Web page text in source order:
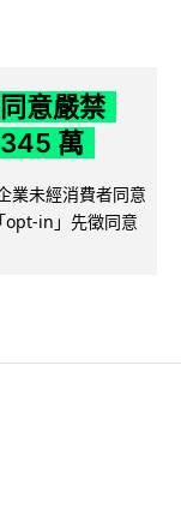
意嚴禁
萬
業未經消費者同意
opt-in」先徵同意